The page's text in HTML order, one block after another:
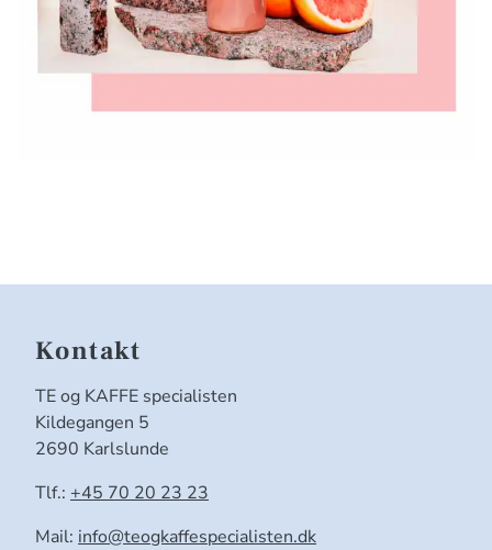
Kontakt
TE og KAFFE specialisten
Kildegangen 5
2690 Karlslunde
Tlf.: +45 70 20 23 23
Mail: info@teogkaffespecialisten.dk